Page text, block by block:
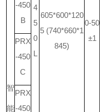
智
能
4
5
0
L
605*600*120
5 (740*660*1
845)
0-50
±1
-450
B
PRX
-450
C
PRX
-450